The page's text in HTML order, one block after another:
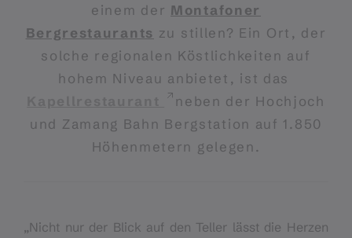
einem der Montafoner
Bergrestaurants zu stillen? Ein Ort, der
solche regionalen Köstlichkeiten auf
hohem Niveau anbietet, ist das
neben der Hochjoch
und Zamang Bahn Bergstation auf 1.850
Höhenmetern gelegen.
„Nicht nur der Blick auf den Teller lässt die Herzen